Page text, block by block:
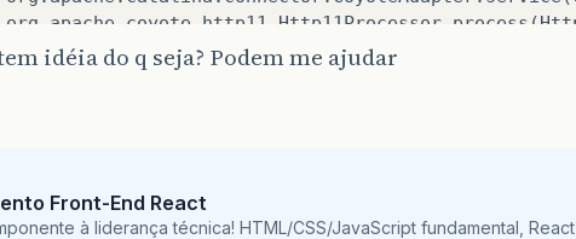
idéia do q seja? Podem me ajudar
Front-End React
à liderança técnica! HTML/CSS/JavaScript fundamental,